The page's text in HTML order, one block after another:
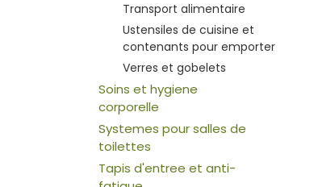
Transport alimentaire
Ustensiles de cuisine et
contenants pour emporter
Verres et gobelets
Soins et hygiene
corporelle
Systemes pour salles de
toilettes
Tapis d'entree et anti-